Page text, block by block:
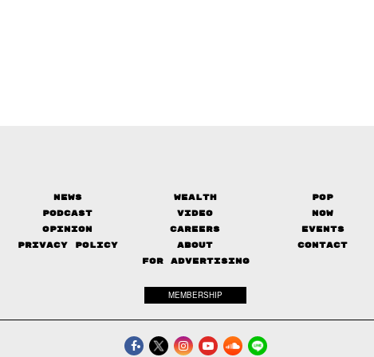
News Wealth
Pop
Podcast
Video
Now
Opinion
Careers
Events
Privacy Policy
About
Contact
FOR ADVERTISING
MEMBERSHIP